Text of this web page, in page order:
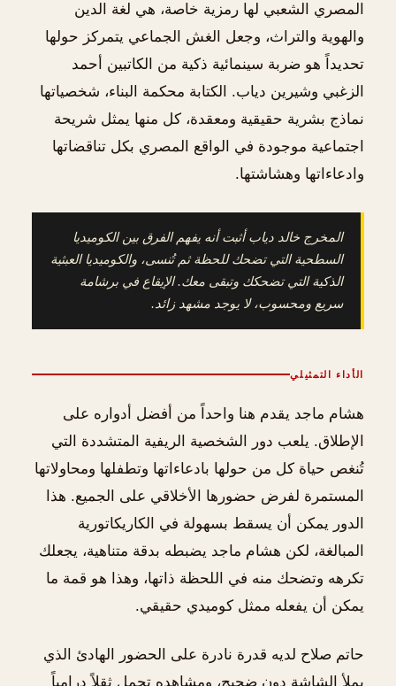
المصري الشعبي لها رمزية خاصة، هي لغة الدين
والهوية والتراث، وجعل الغش الجماعي يتمركز حولها
تحديداً هو ضربة سينمائية ذكية من الكاتبين أحمد
الزغبي وشيرين دياب. الكتابة محكمة البناء، شخصياتها
نماذج بشرية حقيقية ومعقدة، كل منها يمثل شريحة
اجتماعية موجودة في الواقع المصري بكل تناقضاتها
وادعاءاتها وهشاشتها.
المخرج خالد دياب أثبت أنه يفهم الفرق بين الكوميديا
السطحية التي تضحك للحظة ثم تُنسى، والكوميديا العبثية
الذكية التي تضحكك وتبقى معك. الإيقاع في برشامة
سريع ومحسوب، لا يوجد مشهد زائد.
الأداء التمثيلي
هشام ماجد يقدم هنا واحداً من أفضل أدواره على
الإطلاق. يلعب دور الشخصية الريفية المتشددة التي
تُنغص حياة كل من حولها بادعاءاتها وتطفلها ومحاولاتها
المستمرة لفرض حضورها الأخلاقي على الجميع. هذا
الدور يمكن أن يسقط بسهولة في الكاريكاتورية
المبالغة، لكن هشام ماجد يضبطه بدقة متناهية، يجعلك
تكرهه وتضحك منه في اللحظة ذاتها، وهذا هو قمة ما
يمكن أن يفعله ممثل كوميدي حقيقي.
حاتم صلاح لديه قدرة نادرة على الحضور الهادئ الذي
يملأ الشاشة دون ضجيج، ومشاهده تحمل ثقلاً درامياً